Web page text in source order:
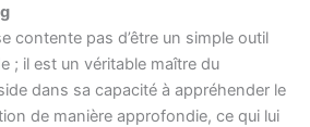
contente pas d’être un simple outil
; il est un véritable maître du
dans sa capacité à appréhender le
de manière approfondie, ce qui lui